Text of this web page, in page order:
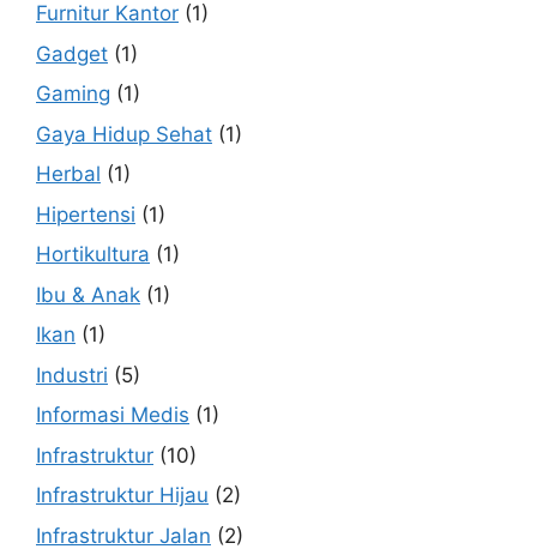
Furnitur Kantor (1)
Gadget (1)
Gaming (1)
Gaya Hidup Sehat (1)
Herbal (1)
Hipertensi (1)
Hortikultura (1)
Ibu & Anak (1)
Ikan (1)
Industri (5)
Informasi Medis (1)
Infrastruktur (10)
Infrastruktur Hijau (2)
Infrastruktur Jalan (2)